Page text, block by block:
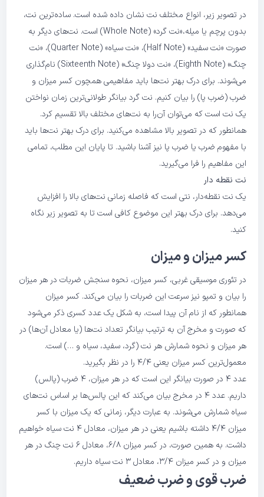
در تصویر زیر، انواع مختلف نت نشان داده شده است. ساده‌ترین نت،
بدون پرچم یا میله،«نت گرد» (Whole Note) است. نت‌های دیگر به
صورت «نت سفید» (Half Note)، «نت سیاه» (Quarter Note)، «نت
چنگ» (Eighth Note)، «نت دولا چنگ» (Sixteenth Note) نام‌گذاری
می‌شوند. برای درک بهتر نت‌ها باید مفاهیمی همچون کسر میزان و
ضرب (ضرب پا) را بیان کنیم. نت گرد بیانگر طولانی‌ترین زمان نواختن
یک نت است که می‌توان آن‌را به نت‌های مختلف بالا تقسیم کرد.
همانطور که در تصویر بالا مشاهده می‌کنید. برای درک بهتر نت‌ها باید
با مفهوم ضرب یا ضرب پا نیز آشنا باشید. تا پایان این مطلب، تمامی
این مفاهیم را فرا می‌گیرید.
نت نقطه دار
یک نت نقطه‌دار، نتی است که فاصله زمانی نت‌های بالا را افزایش
می‌دهد. برای درک بهتر این موضوع کافی است تا به تصویر زیر نگاه
کنید.
کسر میزان و میزان
در تئوری موسیقی غربی، کسر میزان، نحوه سنجش ضربات در هر میزان
را بیان و تمپو نیز سرعت این ضربات را بیان می‌کند. کسر میزان
همانطور که از نام آن پیدا است، به شکل یک عدد کسری ذکر می‌شود
که صورت و مخرج آن به ترتیب بیانگر تعداد نت‌ها (یا معادل آن‌ها) در
هر میزان و نحوه شمارش هر نت (گرد، سفید، سیاه و …) است.
معمول‌ترین کسر میزان یعنی 4/4 را در نظر بگیرید.
عدد 4 در صورت بیانگر این است که در هر میزان، ۴ ضرب (پالس)
داریم. عدد ۴ در مخرج بیان می‌کند که این پالس‌ها بر اساس نت‌های
سیاه شمارش می‌شوند. به عبارت دیگر، زمانی که یک میزان با کسر
میزان 4/4 داشته باشیم یعنی در هر میزان، معادل ۴ نت سیاه خواهیم
داشت. به همین صورت، در کسر میزان 6/8، معادل ۶ نت چنگ در هر
میزان و در کسر میزان ۳/۴، معادل ۳ نت سیاه داریم.
ضرب قوی و ضرب ضعیف